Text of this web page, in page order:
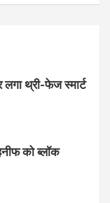
थ्री-फेज स्मार्ट
को ब्लॉक